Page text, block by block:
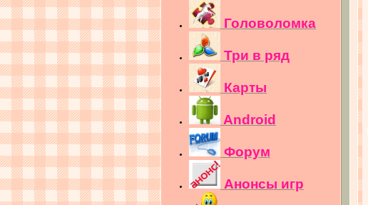
Головоломка
Три в ряд
Карты
Android
Форум
Анонсы игр